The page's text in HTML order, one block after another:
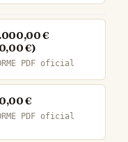
€
€)
PDF oficial
€
PDF oficial